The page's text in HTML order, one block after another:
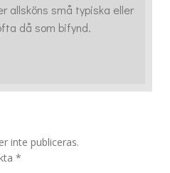
allsköns små typiska eller
då som bifynd.
inte publiceras.
*